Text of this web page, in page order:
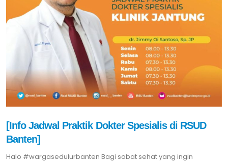
[Info Jadwal Praktik Dokter Spesialis di RSUD
Banten]
Halo #wargasedulurbanten Bagi sobat sehat yang ingin